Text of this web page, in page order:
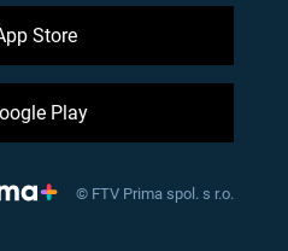
Store
Play
© FTV Prima spol. s r.o.